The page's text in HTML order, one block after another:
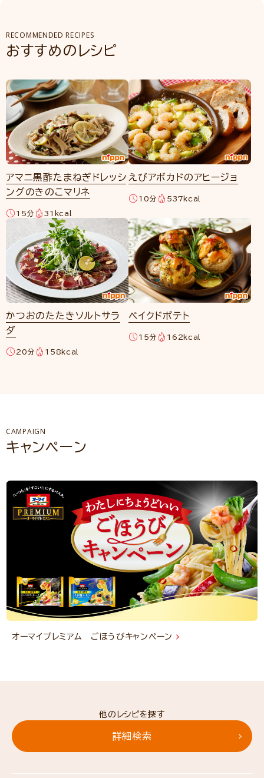
RECOMMENDED RECIPES
おすすめのレシピ
アマニ黒酢たまねぎドレッシ
ングのきのこマリネ
15分 31kcal
えびアボカドのアヒージョ
10分 537kcal
かつおのたたきソルトサラ
ダ
20分 158kcal
ベイクドポテト
15分 162kcal
CAMPAIGN
キャンペーン
オーマイプレミアム ごほうびキャンペーン
他のレシピを探す
詳細検索